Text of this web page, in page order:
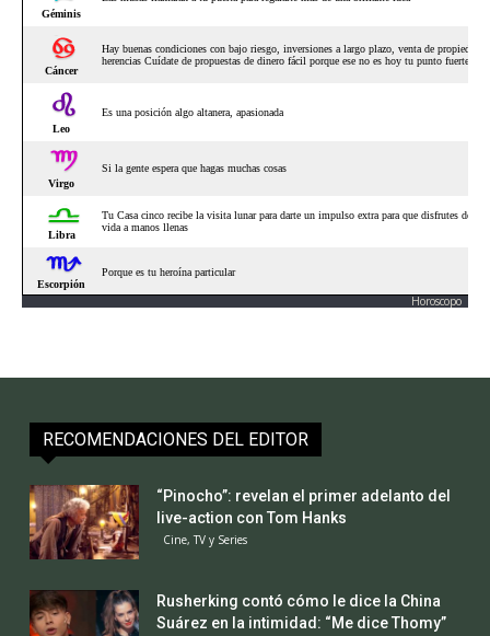
Horoscopo
RECOMENDACIONES DEL EDITOR
“Pinocho”: revelan el primer adelanto del
live-action con Tom Hanks
Cine, TV y Series
Rusherking contó cómo le dice la China
Suárez en la intimidad: “Me dice Thomy”